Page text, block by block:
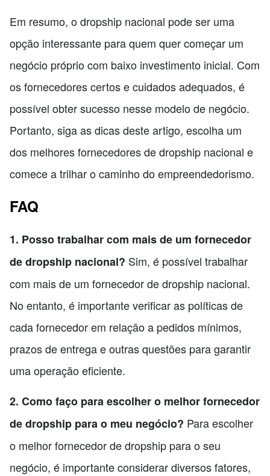
Em resumo, o dropship nacional pode ser uma
opção interessante para quem quer começar um
negócio próprio com baixo investimento inicial. Com
os fornecedores certos e cuidados adequados, é
possível obter sucesso nesse modelo de negócio.
Portanto, siga as dicas deste artigo, escolha um
dos melhores fornecedores de dropship nacional e
comece a trilhar o caminho do empreendedorismo.
FAQ
1. Posso trabalhar com mais de um fornecedor
de dropship nacional? Sim, é possível trabalhar
com mais de um fornecedor de dropship nacional.
No entanto, é importante verificar as políticas de
cada fornecedor em relação a pedidos mínimos,
prazos de entrega e outras questões para garantir
uma operação eficiente.
2. Como faço para escolher o melhor fornecedor
de dropship para o meu negócio? Para escolher
o melhor fornecedor de dropship para o seu
negócio, é importante considerar diversos fatores,